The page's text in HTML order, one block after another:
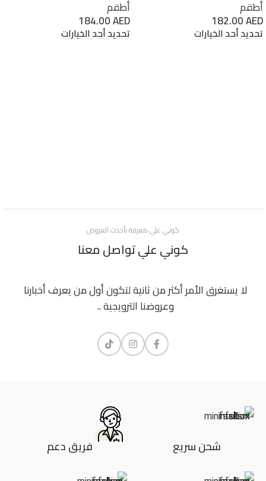
أطقم
182.00AED
تحديد أحد الخيارات
أطقم
184.00AED
تحديد أحد الخيارات
كوني علي معرفة بأحدث العروض
كوني علي تواصل معنا
لا يستغرق الأمر أكثر من ثانية لتكون أول من يعرف أخبارنا
وعروضنا الترويجية ..
شحن سريع فريق دعم